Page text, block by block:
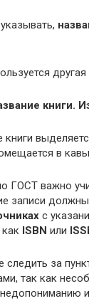
другая
книги.
книги
в
ГОСТ важно
записи
с
ISBN или
за
так как